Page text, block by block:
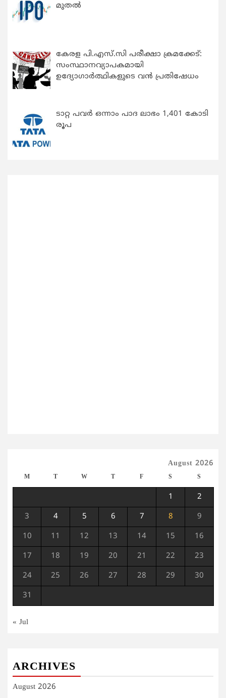
മുതൽ
കേരള പി.എസ്.സി പരീക്ഷാ ക്രമക്കേട്:
സംസ്ഥാനവ്യാപകമായി
ഉദ്യോഗാര്‍ത്ഥികളുടെ വന്‍ പ്രതിഷേധം
ടാറ്റ പവർ ഒന്നാം പാദ ലാഭം 1,401 കോടി
രൂപ
August 2026
M T W T F S S
1 2
3 4 5 6 7 8 9
10 11 12 13 14 15 16
17 18 19 20 21 22 23
24 25 26 27 28 29 30
31
« Jul
ARCHIVES
August 2026